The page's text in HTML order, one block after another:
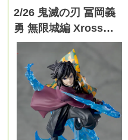
2/26 鬼滅の刃 冨岡義
勇 無限城編 Xross…